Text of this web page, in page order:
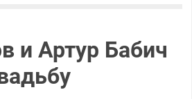
и Артур Бабич